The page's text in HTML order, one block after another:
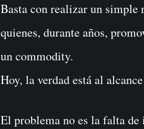
Basta con realizar un
quienes, durante años,
un commodity.
Hoy, la verdad está al
El problema no es la falta